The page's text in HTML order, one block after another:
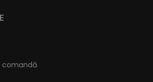
Dalia, Antracit, Cu Sifon Inclus
comandă